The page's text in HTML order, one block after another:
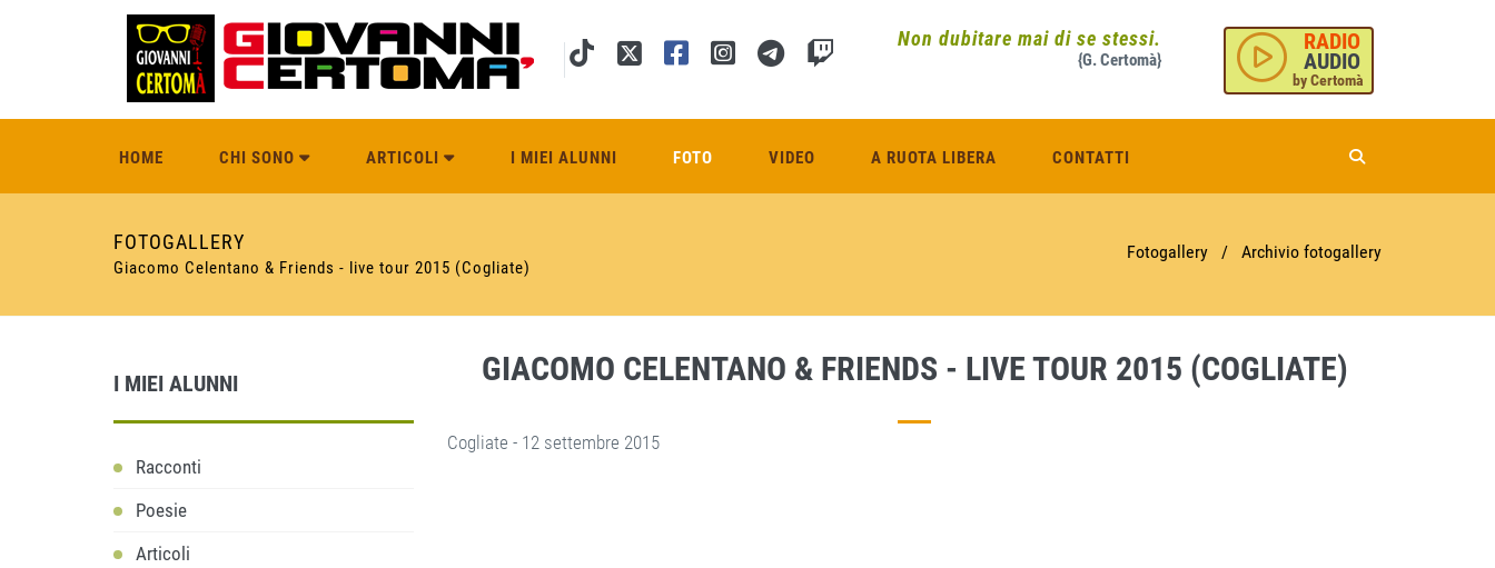
Non dubitare mai di se stessi.
{G. Certomà}
RADIO
AUDIO
by Certomà
HOME CHI SONO ARTICOLI I MIEI ALUNNI FOTO VIDEO A RUOTA LIBERA CONTATTI
FOTOGALLERY
Giacomo Celentano & Friends - live tour 2015 (Cogliate)
Fotogallery / Archivio fotogallery
I MIEI ALUNNI
Racconti
Poesie
Articoli
GIACOMO CELENTANO & FRIENDS - LIVE TOUR 2015 (COGLIATE)
Cogliate - 12 settembre 2015